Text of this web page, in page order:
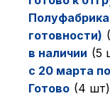
готовности)
в наличии (5
с 20 марта
Готово (4 шт)